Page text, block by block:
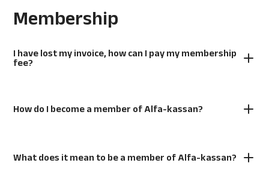
Membership
I have lost my invoice, how can I pay my membership
fee?
How do I become a member of Alfa-kassan?
What does it mean to be a member of Alfa-kassan?